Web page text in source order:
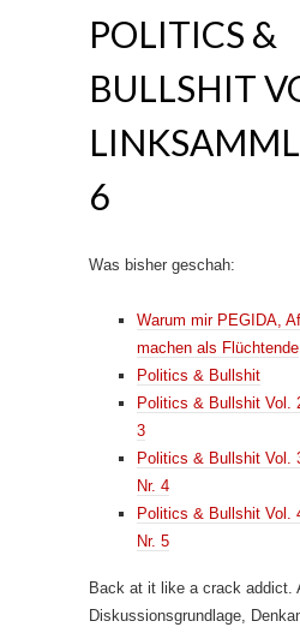
POLITICS &
BULLSHIT
6
Was bisher geschah:
Warum mir PEGIDA,
machen als Flüchtende
Politics & Bullshit
Politics & Bullshit Vol.
3
Politics & Bullshit Vol.
Nr. 4
Politics & Bullshit Vol.
Nr. 5
Back at it like a crack addict.
Diskussionsgrundlage,